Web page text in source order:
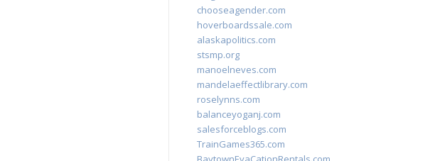
chooseagender.com
hoverboardssale.com
alaskapolitics.com
stsmp.org
manoelneves.com
mandelaeffectlibrary.com
roselynns.com
balanceyoganj.com
salesforceblogs.com
TrainGames365.com